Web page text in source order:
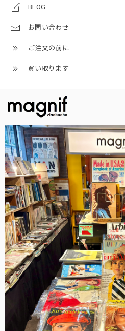
BLOG
お問い合わせ
ご注文の前に
買い取ります